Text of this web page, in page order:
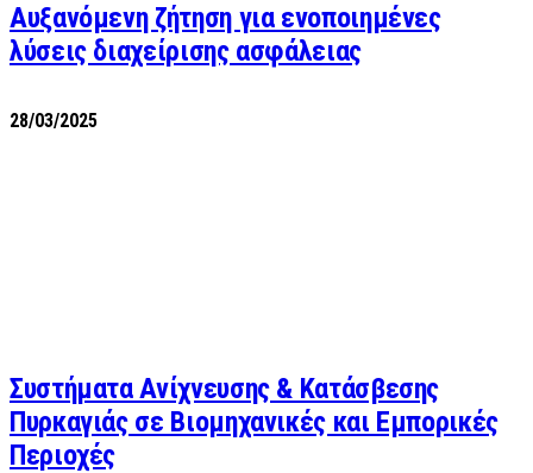
Αυξανόμενη ζήτηση για ενοποιημένες
λύσεις διαχείρισης ασφάλειας
28/03/2025
Συστήματα Ανίχνευσης & Κατάσβεσης
Πυρκαγιάς σε Βιομηχανικές και Εμπορικές
Περιοχές